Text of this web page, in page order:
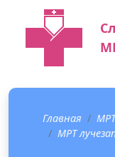
Главная
МРТ
МРТ